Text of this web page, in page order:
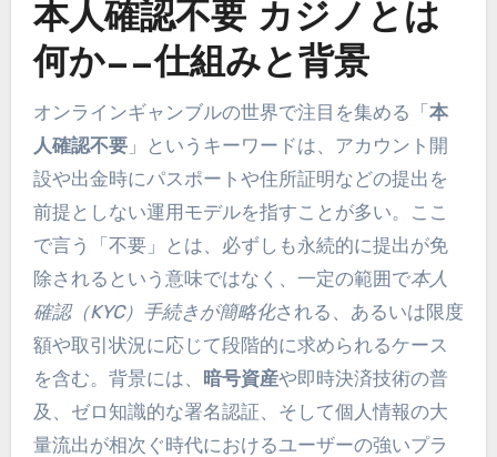
本人確認不要 カジノとは
何か——仕組みと背景
オンラインギャンブルの世界で注目を集める「本
人確認不要」というキーワードは、アカウント開
設や出金時にパスポートや住所証明などの提出を
前提としない運用モデルを指すことが多い。ここ
で言う「不要」とは、必ずしも永続的に提出が免
除されるという意味ではなく、一定の範囲で本人
確認（KYC）手続きが簡略化される、あるいは限度
額や取引状況に応じて段階的に求められるケース
を含む。背景には、 暗号資産や即時決済技術の普
及、ゼロ知識的な署名認証、そして個人情報の大
量流出が相次ぐ時代におけるユーザーの強いプラ